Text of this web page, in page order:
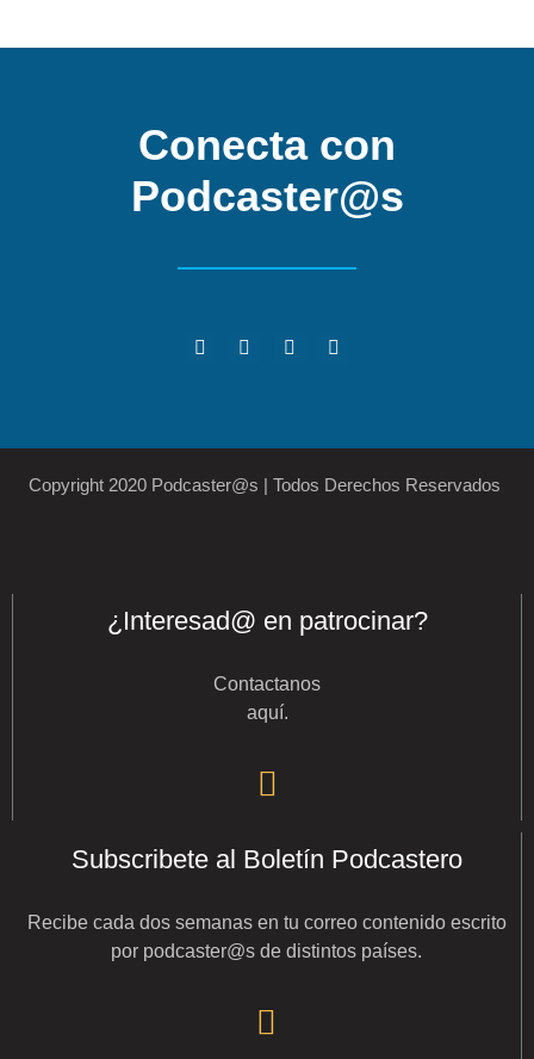
Conecta con
Podcaster@s
Copyright 2020 Podcaster@s | Todos Derechos Reservados
¿Interesad@ en patrocinar?
Contactanos
aquí.
Subscribete al Boletín Podcastero
Recibe cada dos semanas en tu correo contenido escrito
por podcaster@s de distintos países.